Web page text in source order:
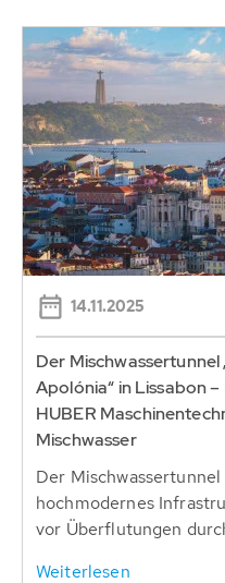
14.11.2025
Der
Apolónia“ in Lissabon
HUBER
Mischwasser
Der
hochmodernes
vor Überflutungen
Weiterlesen